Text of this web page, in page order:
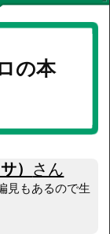
の本
） さん
見もあるので生